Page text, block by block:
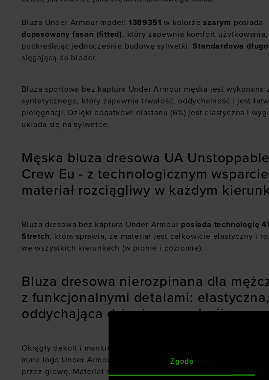
Zgoda
Bluza Under Armour model: 1389351 w kolorzeszarym posiada
dopasowany fason (fitted), który zapewnia komfort użytkowania,
podkreślając jednocześnie budowę sylwetki. Standardowa
sięgającą do bioder.
Bluza sportowa bez kaptura Under Armour męska jest wykonana
syntetycznego, który zapewnia trwałość, oddychalność i jest
pielęgnacji. Dzięki dodatkowi elastanu (6%) jest elastyczna i
układa się na sylwetce.
Męska bluza dresowa UA
Crew Eu - z technologicznym
materiał rozciągliwy w każdym
Bluza dresowa bez kaptura Under Armour posiada technologię
Stretch, która sprawia, że materiał jest całkowicie elastyczny i
we wszystkich kierunkach (w pionie i poziomie).
Bluza dresowa nierozpinana dla
z funkcjonalnymi detalami: elastyczna,
oddychająca dzianina o podwójnym
Okrągły dekolt i mankiety wykończone ściągaczem. Bluza
małe logo Under Armour z przodu. Klasyczny nierozpinany
przez głowę. Materiał sprawnie odprowadza pot i szybko schnie.